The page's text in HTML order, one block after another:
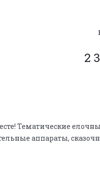
2
Тематические
аппараты,